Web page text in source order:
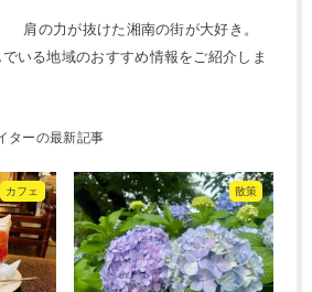
肩の力が抜けた湘南の街が大好き。
いる地域のおすすめ情報をご紹介しま
カフェ 散策